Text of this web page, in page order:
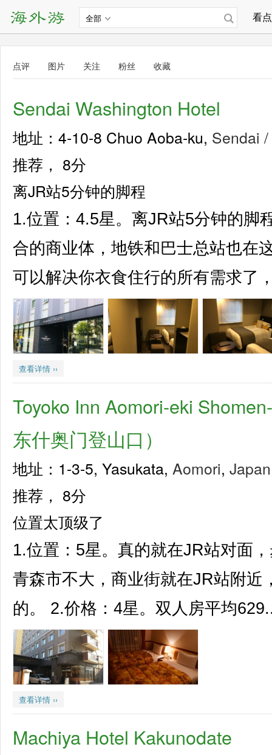
全部 看
点评 图片 关注 粉丝 收藏
Sendai Washington Hotel
地址：4-10-8 Chuo Aoba-ku, Sendai
推荐， 8分
离JR站5分钟的脚程
1.位置：4.5星。离JR站5分钟的脚
合的商业体，地铁和巴士总站也在
可以解决你衣食住行的所有需求了
查看详情 ››
Toyoko Inn Aomori-eki
东什奥门登山口）
地址：1-3-5, Yasukata, Aomori, Japan
推荐， 8分
位置太顶级了
1.位置：5星。真的就在JR站对面
青森市不大，商业街就在JR站附近
的。 2.价格：4星。双人房平均
查看详情 ››
Machiya Hotel Kakunodate